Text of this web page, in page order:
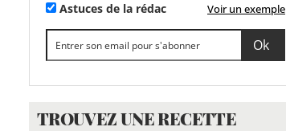
Astuces de la rédac Voir un exemple
TROUVEZ UNE RECETTE